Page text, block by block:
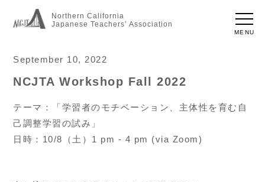
Northern California
Japanese Teachers’ Association
MENU
September 10, 2022
NCJTA Workshop Fall 2022
テーマ：「学習者のモチベーション、主体性を育む自
己調整学習の試み」
日時：10/8（土）1 pm - 4 pm (via Zoom)